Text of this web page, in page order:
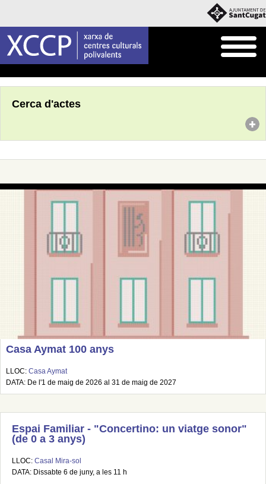
Cerca d'actes
Casa Aymat 100 anys
LLOC: Casa Aymat
DATA: De l'1 de maig de 2026 al 31 de maig de 2027
Espai Familiar - "Concertino: un viatge sonor"
(de 0 a 3 anys)
LLOC: Casal Mira-sol
DATA: Dissabte 6 de juny, a les 11 h